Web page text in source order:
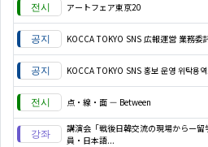
アートフェア東京20
KOCCA TOKYO SNS 広報運営 業務委
KOCCA TOKYO SNS 홍보 운영 위탁용
点・線・面 — Between
講演会「戦後日韓交流の現場からー留
員・日本語...